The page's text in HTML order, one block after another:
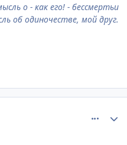
о - как его! - бессмертьи
об одиночестве, мой друг.